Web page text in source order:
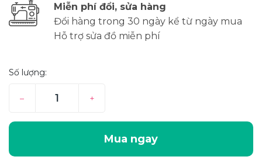
Miễn phí đổi, sửa hàng
Đổi hàng trong 30 ngày kể từ ngày mua
Hỗ trợ sửa đồ miễn phí
Số lượng:
– +
Mua ngay